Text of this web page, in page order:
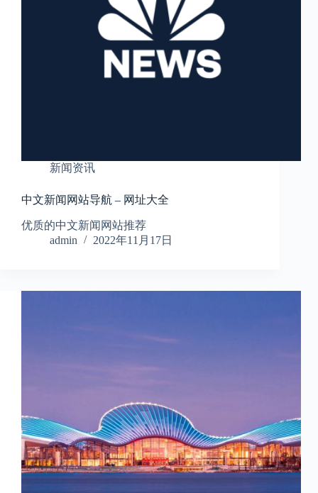
新闻资讯
中文新闻网站导航 – 网址大全
优质的中文新闻网站推荐
admin
2022年11月17日